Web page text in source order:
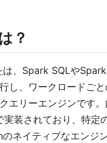
？
は、Spark SQLや
し、ワークロードご
エリーエンジンです。
装されており、特定
ネイティブなエンジ